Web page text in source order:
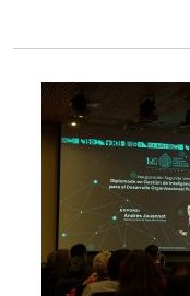
Funcionarios
Alumni